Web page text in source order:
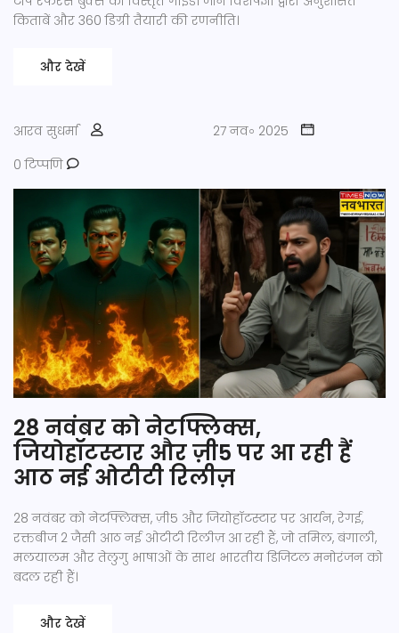
किताबें और 360 डिग्री तैयारी की रणनीति।
और देखें
आरव सुधर्मा
27 नव॰ 2025
0 टिप्पणि
28 नवंबर को नेटफ्लिक्स,
जियोहॉटस्टार और ज़ी5 पर आ रही हैं
आठ नई ओटीटी रिलीज़
28 नवंबर को नेटफ्लिक्स, ज़ी5 और जियोहॉटस्टार पर आर्यन, रेगई,
रक्तबीज 2 जैसी आठ नई ओटीटी रिलीज़ आ रही हैं, जो तमिल, बंगाली,
मलयालम और तेलुगु भाषाओं के साथ भारतीय डिजिटल मनोरंजन को
बदल रही हैं।
और देखें